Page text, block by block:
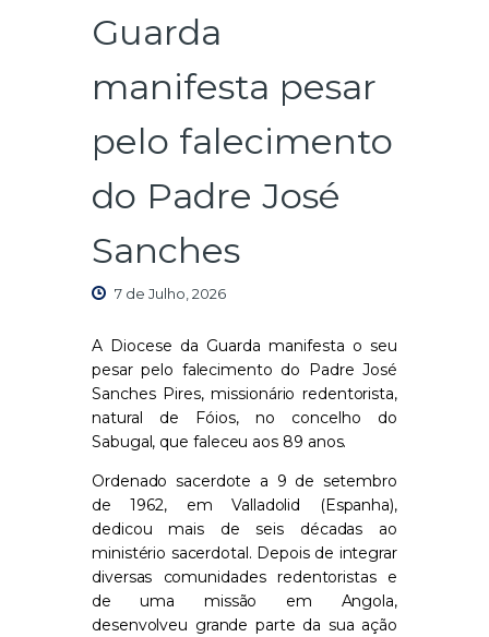
Guarda
manifesta pesar
pelo falecimento
do Padre José
Sanches
7 de Julho, 2026
A Diocese da Guarda manifesta o seu
pesar pelo falecimento do Padre José
Sanches Pires, missionário redentorista,
natural de Fóios, no concelho do
Sabugal, que faleceu aos 89 anos.
Ordenado sacerdote a 9 de setembro
de 1962, em Valladolid (Espanha),
dedicou mais de seis décadas ao
ministério sacerdotal. Depois de integrar
diversas comunidades redentoristas e
de uma missão em Angola,
desenvolveu grande parte da sua ação